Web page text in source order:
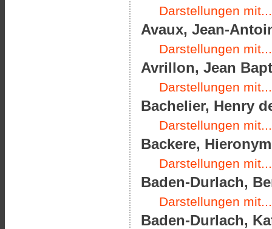
Darstellungen mit...
Avaux, Jean-
Darstellungen mit...
Avrillon, Jean
Darstellungen mit...
Bachelier, Henry
Darstellungen mit...
Backere,
Darstellungen mit...
Baden-Durlach,
Darstellungen mit...
Baden-Durlach,